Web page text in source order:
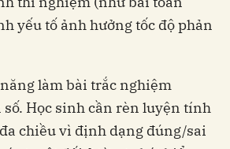
yếu tố ảnh hưởng tốc độ phản
làm bài trắc nghiệm
Học sinh cần rèn luyện tính
chiều vì định dạng đúng/sai